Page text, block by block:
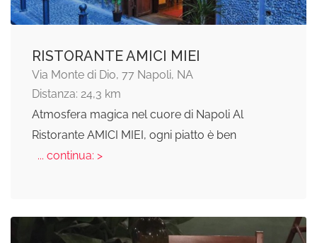
RISTORANTE AMICI MIEI
Via Monte di Dio, 77 Napoli, NA
Distanza: 24,3 km
Atmosfera magica nel cuore di Napoli Al
Ristorante AMICI MIEI, ogni piatto è ben
... continua: >